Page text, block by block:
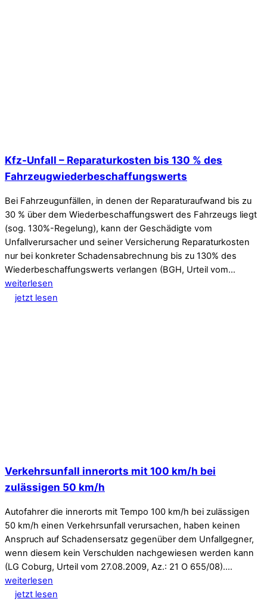
Kfz-Unfall – Reparaturkosten bis 130 % des
Fahrzeugwiederbeschaffungswerts
Bei Fahrzeugunfällen, in denen der Reparaturaufwand bis zu
30 % über dem Wiederbeschaffungswert des Fahrzeugs liegt
(sog. 130%-Regelung), kann der Geschädigte vom
Unfallverursacher und seiner Versicherung Reparaturkosten
nur bei konkreter Schadensabrechnung bis zu 130% des
Wiederbeschaffungswerts verlangen (BGH, Urteil vom…
weiterlesen
jetzt lesen
Verkehrsunfall innerorts mit 100 km/h bei
zulässigen 50 km/h
Autofahrer die innerorts mit Tempo 100 km/h bei zulässigen
50 km/h einen Verkehrsunfall verursachen, haben keinen
Anspruch auf Schadensersatz gegenüber dem Unfallgegner,
wenn diesem kein Verschulden nachgewiesen werden kann
(LG Coburg, Urteil vom 27.08.2009, Az.: 21 O 655/08).…
weiterlesen
jetzt lesen